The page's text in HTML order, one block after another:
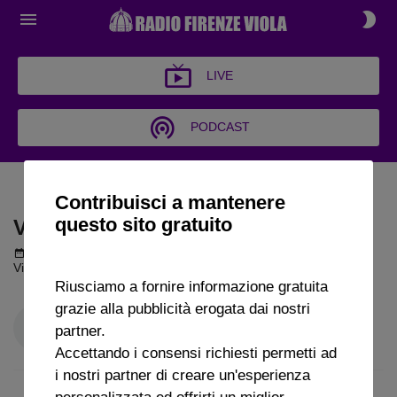
LIVE
PODCAST
VIOLA AMORE MIO
VIOLA AMORE MIO
Viola Amore mio puntata del 01 04 2026
Contribuisci a mantenere
questo sito gratuito
Riusciamo a fornire informazione gratuita
grazie alla pubblicità erogata dai nostri
partner.
Accettando i consensi richiesti permetti ad
i nostri partner di creare un'esperienza